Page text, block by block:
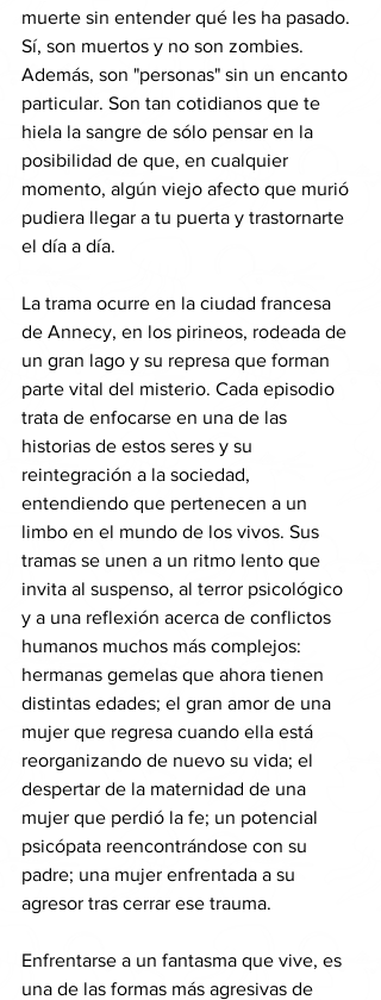
muerte sin entender qué les ha pasado.
Sí, son muertos y no son zombies.
Además, son "personas" sin un encanto
particular. Son tan cotidianos que te
hiela la sangre de sólo pensar en la
posibilidad de que, en cualquier
momento, algún viejo afecto que murió
pudiera llegar a tu puerta y trastornarte
el día a día.
La trama ocurre en la ciudad francesa
de Annecy, en los pirineos, rodeada de
un gran lago y su represa que forman
parte vital del misterio. Cada episodio
trata de enfocarse en una de las
historias de estos seres y su
reintegración a la sociedad,
entendiendo que pertenecen a un
limbo en el mundo de los vivos. Sus
tramas se unen a un ritmo lento que
invita al suspenso, al terror psicológico
y a una reflexión acerca de conflictos
humanos muchos más complejos:
hermanas gemelas que ahora tienen
distintas edades; el gran amor de una
mujer que regresa cuando ella está
reorganizando de nuevo su vida; el
despertar de la maternidad de una
mujer que perdió la fe; un potencial
psicópata reencontrándose con su
padre; una mujer enfrentada a su
agresor tras cerrar ese trauma.
Enfrentarse a un fantasma que vive, es
una de las formas más agresivas de